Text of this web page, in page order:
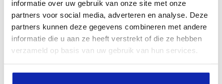
informatie over uw gebruik van onze site met onze
partners voor social media, adverteren en analyse. Deze
partners kunnen deze gegevens combineren met andere
informatie die u aan ze heeft verstrekt of die ze hebben
verzameld op basis van uw gebruik van hun services.
Verwante artikelen
Hoe lang duurt het voordat mijn SSL-
certificaat wordt uitgegeven en geactiveerd?